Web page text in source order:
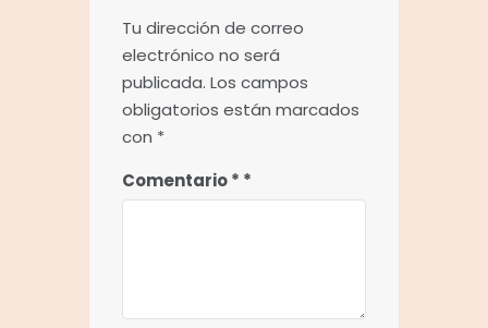
Tu dirección de correo
electrónico no será
publicada. Los campos
obligatorios están marcados
con *
Comentario*